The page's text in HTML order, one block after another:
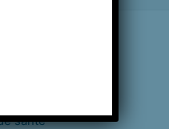
santé